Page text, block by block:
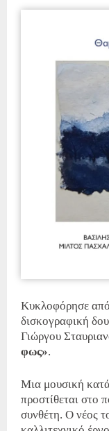
Κυκλοφόρησε
δισκογραφική
Γιώργου
φως».
Μια μουσική
προστίθεται στο
συνθέτη. Ο νέος